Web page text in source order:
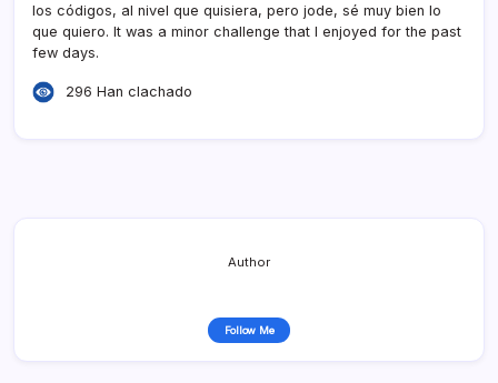
los códigos, al nivel que quisiera, pero jode, sé muy bien lo
que quiero. It was a minor challenge that I enjoyed for the past
few days.
296 Han clachado
Author
Follow Me